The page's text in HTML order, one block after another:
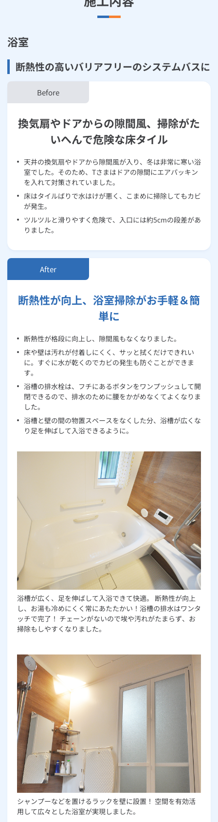
浴室
断熱性の高いバリアフリーのシステムバスに
換気扇やドアからの隙間風、掃除がた
いへんで危険な床タイル
天井の換気扇やドアから隙間風が入り、冬は非常に寒い浴
室でした。そのため、Tさまはドアの隙間にエアパッキン
を入れて対策されていました。
床はタイルばりで水はけが悪く、こまめに掃除してもカビ
が発生。
ツルツルと滑りやすく危険で、入口には約5cmの段差があ
りました。
断熱性が向上、浴室掃除がお手軽＆簡
単に
断熱性が格段に向上し、隙間風もなくなりました。
床や壁は汚れが付着しにくく、サッと拭くだけできれい
に。すぐに水が乾くのでカビの発生も防ぐことができま
す。
浴槽の排水栓は、フチにあるボタンをワンプッシュして開
閉できるので、排水のために腰をかがめなくてよくなりま
した。
浴槽と壁の間の物置スペースをなくした分、浴槽が広くな
り足を伸ばして入浴できるように。
浴槽が広く、足を伸ばして入浴できて快適。 断熱性が向上
し、お湯も冷めにくく常にあたたかい！浴槽の排水はワンタ
ッチで完了！ チェーンがないので埃や汚れがたまらず、お
掃除もしやすくなりました。
シャンプーなどを置けるラックを壁に設置！ 空間を有効活
用して広々とした浴室が実現しました。